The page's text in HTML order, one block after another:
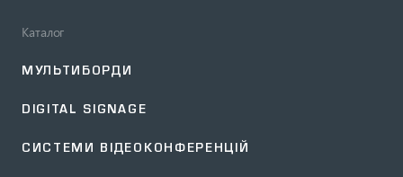
Каталог
МУЛЬТИБОРДИ
DIGITAL SIGNAGE
СИСТЕМИ ВІДЕОКОНФЕРЕНЦІЙ